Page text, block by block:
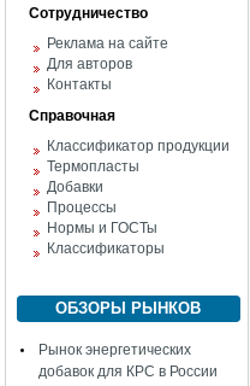
Сотрудничество
Реклама на сайте
Для авторов
Контакты
Справочная
Классификатор продукции
Термопласты
Добавки
Процессы
Нормы и ГОСТы
Классификаторы
ОБЗОРЫ РЫНКОВ
Рынок энергетических
добавок для КРС в России